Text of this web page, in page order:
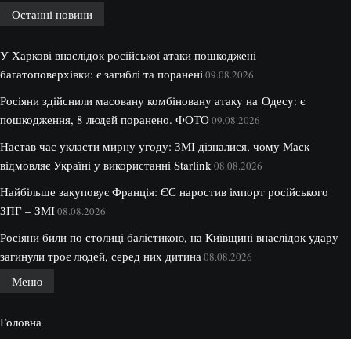
Останні новини
У Харкові внаслідок російської атаки пошкоджені
багатоповерхівки: є загиблі та поранені 09.08.2026
Росіяни здійснили масовану комбіновану атаку на Одесу: є
пошкодження, 8 людей поранено. ФОТО09.08.2026
Настав час укласти мирну угоду: ЗМІ дізналися, чому Маск
відмовляє Україні у використанні Starlink 08.08.2026
Найбільше закуповує Франція: ЄС наростив імпорт російського
ЗПГ – ЗМІ08.08.2026
Росіяни били по столиці балістикою, на Київщині внаслідок удару
загинули троє людей, серед них дитина 08.08.2026
Меню
Головна